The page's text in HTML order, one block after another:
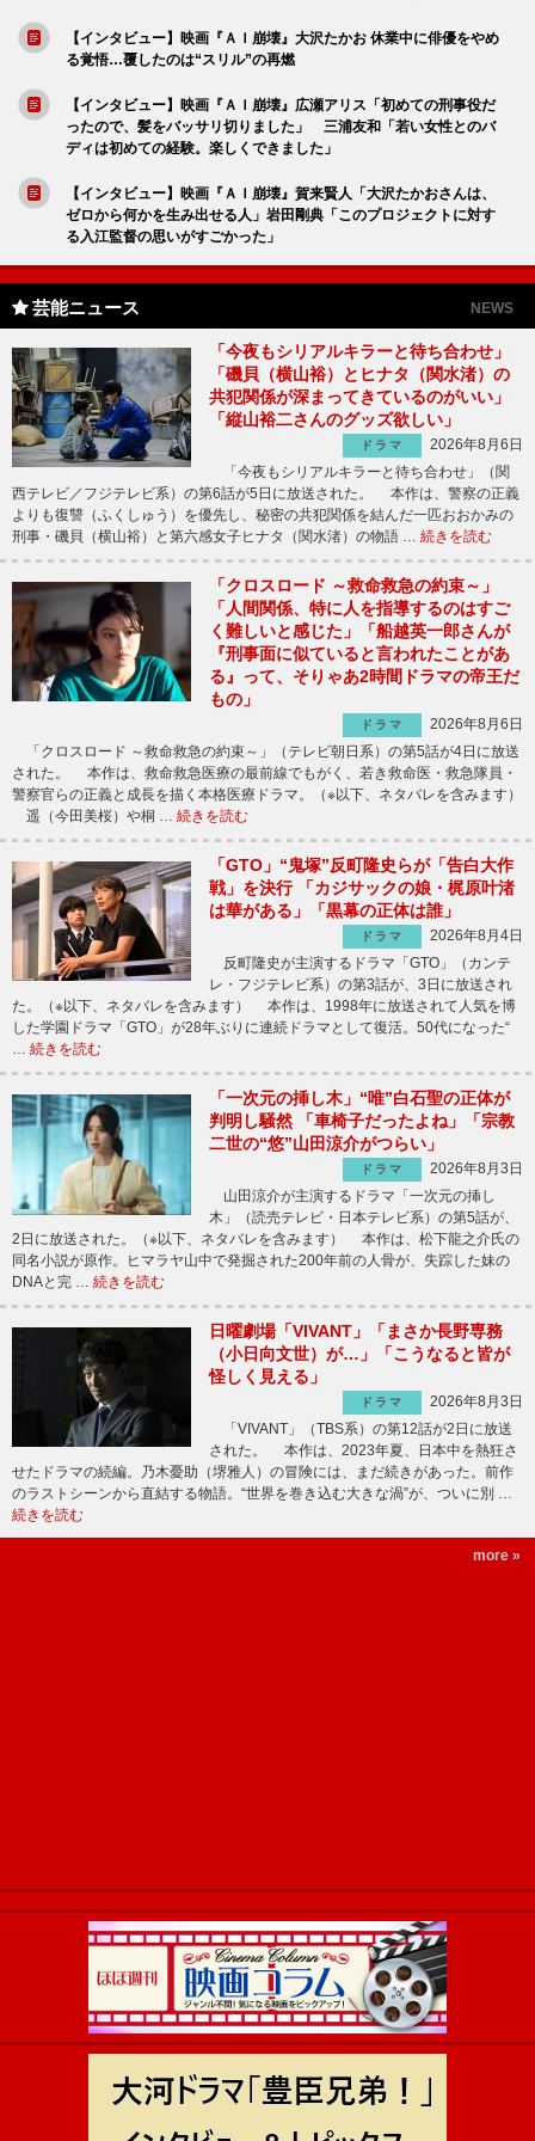
【インタビュー】映画『ＡＩ崩壊』大沢たかお 休業中に俳優をやめ
る覚悟…覆したのは“スリル”の再燃
【インタビュー】映画『ＡＩ崩壊』広瀬アリス「初めての刑事役だ
ったので、髪をバッサリ切りました」 三浦友和「若い女性とのバ
ディは初めての経験。楽しくできました」
【インタビュー】映画『ＡＩ崩壊』賀来賢人「大沢たかおさんは、
ゼロから何かを生み出せる人」岩田剛典「このプロジェクトに対す
る入江監督の思いがすごかった」
芸能ニュース NEWS
「今夜もシリアルキラーと待ち合わせ」
「磯貝（横山裕）とヒナタ（関水渚）の
共犯関係が深まってきているのがいい」
「縦山裕二さんのグッズ欲しい」
ドラマ
2026年8月6日
「今夜もシリアルキラーと待ち合わせ」（関
西テレビ／フジテレビ系）の第6話が5日に放送された。 本作は、警察の正義
よりも復讐（ふくしゅう）を優先し、秘密の共犯関係を結んだ一匹おおかみの
刑事・磯貝（横山裕）と第六感女子ヒナタ（関水渚）の物語 … 続きを読む
「クロスロード ～救命救急の約束～」
「人間関係、特に人を指導するのはすご
く難しいと感じた」「船越英一郎さんが
『刑事面に似ていると言われたことがあ
る』って、そりゃあ2時間ドラマの帝王だ
もの」
ドラマ
2026年8月6日
「クロスロード ～救命救急の約束～」（テレビ朝日系）の第5話が4日に放送
された。 本作は、救命救急医療の最前線でもがく、若き救命医・救急隊員・
警察官らの正義と成長を描く本格医療ドラマ。（※以下、ネタバレを含みます）
遥（今田美桜）や桐 … 続きを読む
「GTO」“鬼塚”反町隆史らが「告白大作
戦」を決行 「カジサックの娘・梶原叶渚
は華がある」「黒幕の正体は誰」
ドラマ
2026年8月4日
反町隆史が主演するドラマ「GTO」（カンテ
レ・フジテレビ系）の第3話が、3日に放送され
た。（※以下、ネタバレを含みます） 本作は、1998年に放送されて人気を博
した学園ドラマ「GTO」が28年ぶりに連続ドラマとして復活。50代になった“
続きを読む
「一次元の挿し木」“唯”白石聖の正体が
判明し騒然 「車椅子だったよね」「宗教
二世の“悠”山田涼介がつらい」
ドラマ
2026年8月3日
山田涼介が主演するドラマ「一次元の挿し
木」（読売テレビ・日本テレビ系）の第5話が、
2日に放送された。（※以下、ネタバレを含みます） 本作は、松下龍之介氏の
同名小説が原作。ヒマラヤ山中で発掘された200年前の人骨が、失踪した妹の
DNAと完 … 続きを読む
日曜劇場「VIVANT」「まさか長野専務
（小日向文世）が…」「こうなると皆が
怪しく見える」
ドラマ
2026年8月3日
「VIVANT」（TBS系）の第12話が2日に放送
された。 本作は、2023年夏、日本中を熱狂さ
せたドラマの続編。乃木憂助（堺雅人）の冒険には、まだ続きがあった。前作
のラストシーンから直結する物語。“世界を巻き込む大きな渦”が、ついに別 …
続きを読む
more »